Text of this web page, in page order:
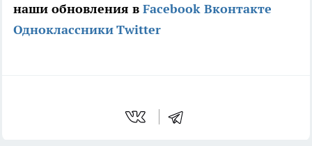
наши обновления в Facebook Вконтакте
ОдноклассникиTwitter